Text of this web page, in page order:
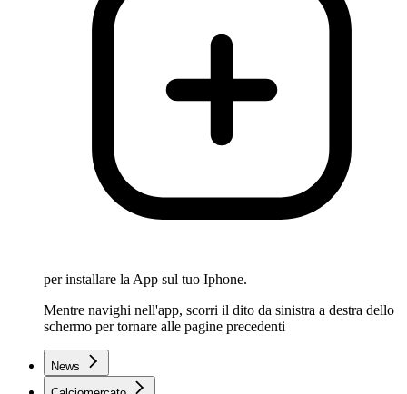
per installare la App sul tuo Iphone.
Mentre navighi nell'app, scorri il dito da sinistra a destra dello
schermo per tornare alle pagine precedenti
News